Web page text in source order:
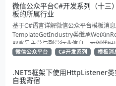
微信公众平台C#开发系列（十三
板的所属行业
基于C#语言详解微信公众平台模板消
TemplateGetIndustry类继承
取账号主营与副营行业信息。示例代
与second_class数据，为开发者提供合
微信公众平台 C#开发系列 模板消
.NET5框架下使用HttpListener
自我寄宿